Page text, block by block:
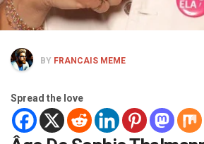
BY FRANCAIS MEME
Spread the love